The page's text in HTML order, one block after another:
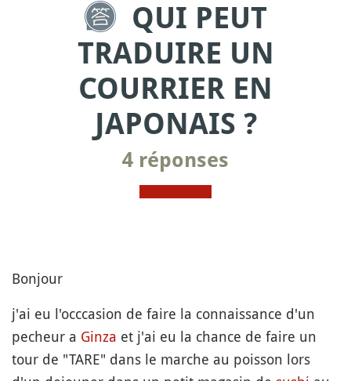
QUI PEUT
TRADUIRE UN
COURRIER EN
JAPONAIS ?
4 réponses
Bonjour
j'ai eu l'occcasion de faire la connaissance d'un
pecheur a Ginza et j'ai eu la chance de faire un
tour de "TARE" dans le marche au poisson lors